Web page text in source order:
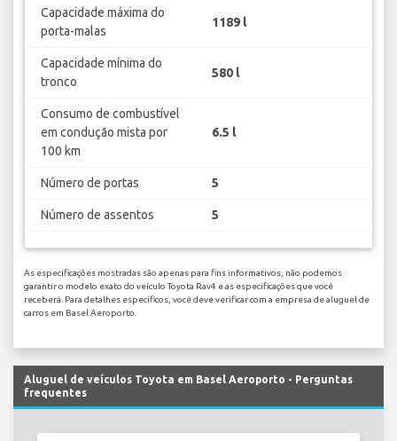
Capacidade máxima do
porta-malas
1189 l
Capacidade mínima do
tronco
580 l
Consumo de combustível
em condução mista por
100 km
6.5 l
Número de portas 5
Número de assentos 5
As especificações mostradas são apenas para fins informativos, não podemos
garantir o modelo exato do veículo Toyota Rav4 e as especificações que você
receberá. Para detalhes específicos, você deve verificar com a empresa de aluguel de
carros em Basel Aeroporto.
Aluguel de veículos Toyota em Basel Aeroporto - Perguntas
frequentes